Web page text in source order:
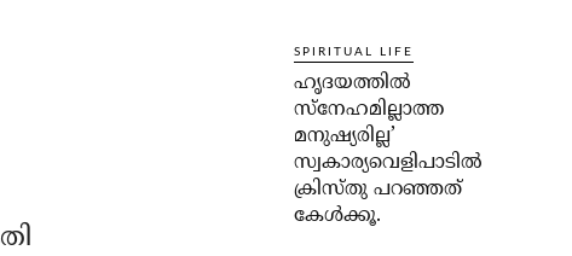
SPIRITUAL LIFE
ഹൃദയത്തില്‍
സ്‌നേഹമില്ലാത്ത
മനുഷ്യരില്ല’
സ്വകാര്യവെളിപാടില്‍
ക്രിസ്തു പറഞ്ഞത്
കേള്‍ക്കൂ.